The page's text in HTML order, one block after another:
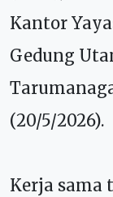
Kantor
Gedung
(20/5/2026).
Kerja sama